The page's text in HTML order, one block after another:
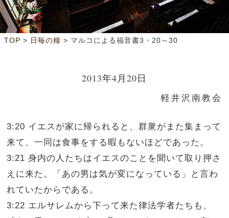
TOP > 日毎の糧 > マルコによる福音書3・20～30
2013年4月20日
軽井沢南教会
3:20 イエスが家に帰られると、群衆がまた集まって
来て、一同は食事をする暇もないほどであった。
3:21 身内の人たちはイエスのことを聞いて取り押さ
えに来た。「あの男は気が変になっている」と言わ
れていたからである。
3:22 エルサレムから下って来た律法学者たちも、